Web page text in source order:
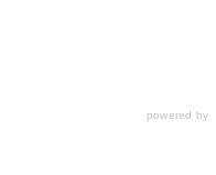
powered by